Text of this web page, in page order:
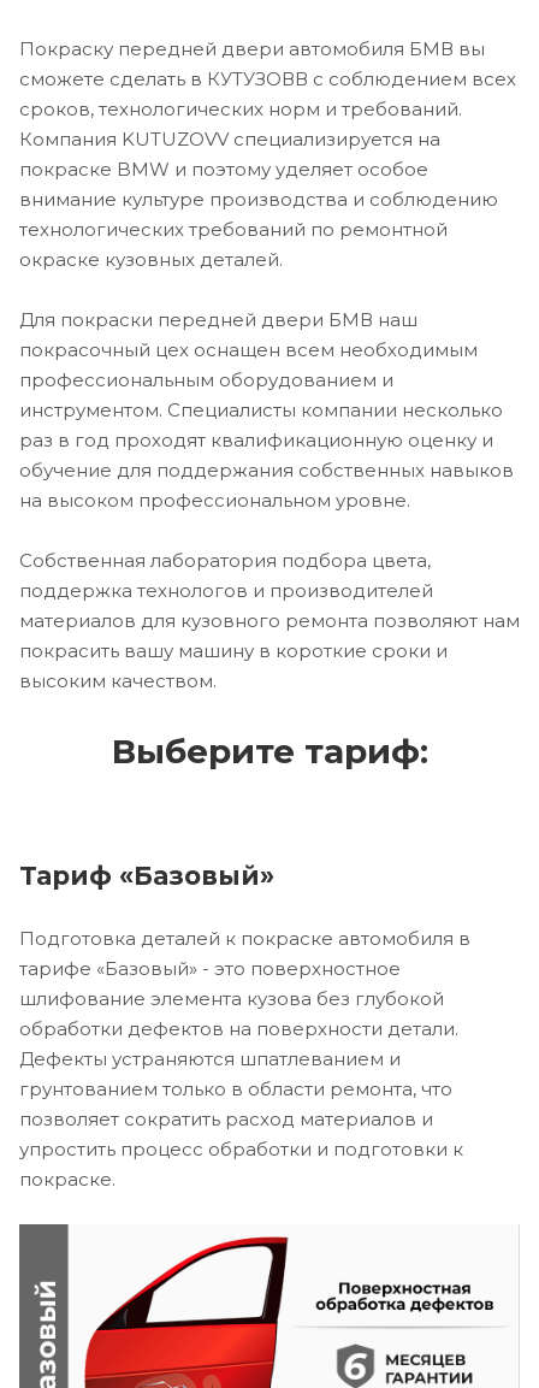
Покраску передней двери автомобиля БМВ вы
сможете сделать в КУТУЗОВВ с соблюдением всех
сроков, технологических норм и требований.
Компания KUTUZOVV специализируется на
покраске BMW и поэтому уделяет особое
внимание культуре производства и соблюдению
технологических требований по ремонтной
окраске кузовных деталей.
Для покраски передней двери БМВ наш
покрасочный цех оснащен всем необходимым
профессиональным оборудованием и
инструментом. Специалисты компании несколько
раз в год проходят квалификационную оценку и
обучение для поддержания собственных навыков
на высоком профессиональном уровне.
Собственная лаборатория подбора цвета,
поддержка технологов и производителей
материалов для кузовного ремонта позволяют нам
покрасить вашу машину в короткие сроки и
высоким качеством.
Выберите тариф:
Тариф «Базовый»
Подготовка деталей к покраске автомобиля в
тарифе «Базовый» - это поверхностное
шлифование элемента кузова без глубокой
обработки дефектов на поверхности детали.
Дефекты устраняются шпатлеванием и
грунтованием только в области ремонта, что
позволяет сократить расход материалов и
упростить процесс обработки и подготовки к
покраске.